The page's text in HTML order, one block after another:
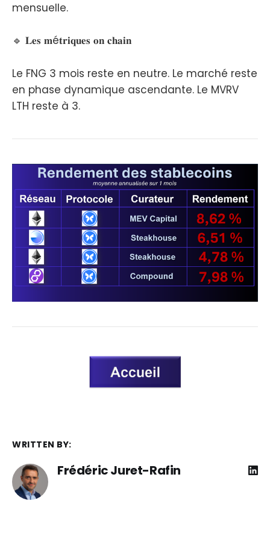
mensuelle.
🔹 𝐋𝐞𝐬 𝐦é𝐭𝐫𝐢𝐪𝐮𝐞𝐬 𝐨𝐧 𝐜𝐡𝐚𝐢𝐧
Le FNG 3 mois reste en neutre. Le marché reste
en phase dynamique ascendante. Le MVRV
LTH reste à 3.
WRITTEN BY:
Frédéric Juret-Rafin